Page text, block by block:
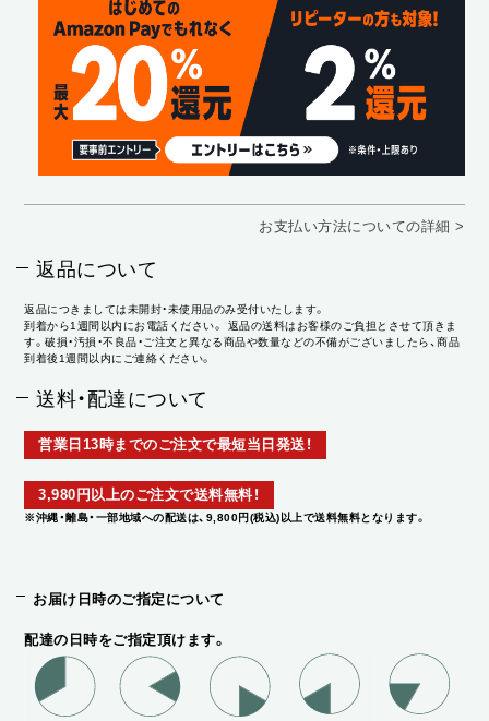
お支払い方法についての詳細 >
返品について
返品につきましては未開封・未使用品のみ受付いたします。
到着から1週間以内にお電話ください。 返品の送料はお客様のご負担とさせて頂きま
す。破損・汚損・不良品・ご注文と異なる商品や数量などの不備がございましたら、商品
到着後1週間以内にご連絡ください。
送料・配達について
営業日13時までのご注文で最短当日発送！
3,980円以上のご注文で送料無料！
※沖縄・離島・一部地域への配送は、9,800円(税込)以上で送料無料となります。
お届け日時のご指定について
配達の日時をご指定頂けます。